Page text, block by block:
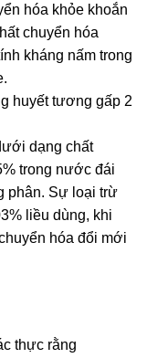
hóa khỏe khoắn
chuyển hóa
kháng nấm trong
huyết tương gấp 2
dạng chất
trong nước đái
phân. Sự loại trừ
liều dùng, khi
hóa đổi mới
thực rằng